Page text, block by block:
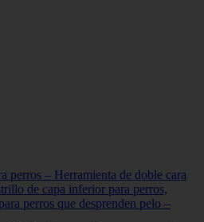
perros – Herramienta de doble cara
de capa inferior para perros,
perros que desprenden pelo –